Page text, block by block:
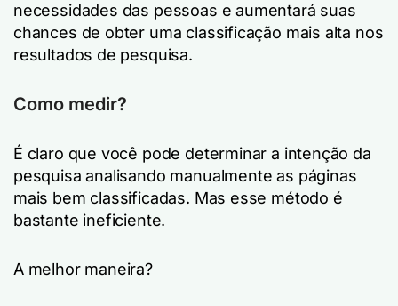
necessidades das pessoas e aumentará suas
chances de obter uma classificação mais alta nos
resultados de pesquisa.
Como medir?
É claro que você pode determinar a intenção da
pesquisa analisando manualmente as páginas
mais bem classificadas. Mas esse método é
bastante ineficiente.
A melhor maneira?